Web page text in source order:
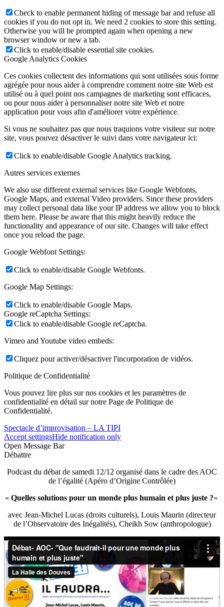
Check to enable permanent hiding of message bar and refuse all
cookies if you do not opt in. We need 2 cookies to store this setting.
Otherwise you will be prompted again when opening a new
browser window or new a tab.
Click to enable/disable essential site cookies.
Google Analytics Cookies
Ces cookies collectent des informations qui sont utilisées sous forme
agrégée pour nous aider à comprendre comment notre site Web est
utilisé ou à quel point nos campagnes de marketing sont efficaces,
ou pour nous aider à personnaliser notre site Web et notre
application pour vous afin d'améliorer votre expérience.
Si vous ne souhaitez pas que nous traquions votre visiteur sur notre
site, vous pouvez désactiver le suivi dans votre navigateur ici:
Click to enable/disable Google Analytics tracking.
Autres services externes
We also use different external services like Google Webfonts,
Google Maps, and external Video providers. Since these providers
may collect personal data like your IP address we allow you to block
them here. Please be aware that this might heavily reduce the
functionality and appearance of our site. Changes will take effect
once you reload the page.
Google Webfont Settings:
Click to enable/disable Google Webfonts.
Google Map Settings:
Click to enable/disable Google Maps.
Google reCaptcha Settings:
Click to enable/disable Google reCaptcha.
Vimeo and Youtube video embeds:
Cliquez pour activer/désactiver l'incorporation de vidéos.
Politique de Confidentialité
Vous pouvez lire plus sur nos cookies et les paramètres de
confidentialité en détail sur notre Page de Politique de
Confidentialité.
Spectacle d’improvisation – LA TIPI
Accept settingsHide notification only
Open Message Bar
Débattre
Podcast du débat de samedi 12/12 organisé dans le cadre des AOC
de l’égalité (Apéro d’Origine Contrôlée)
« Quelles solutions pour un monde plus humain et plus juste ?«
avec Jean-Michel Lucas (droits culturels), Louis Maurin (directeur
de l’Observatoire des Inégalités), Cheikh Sow (anthropologue)